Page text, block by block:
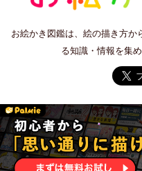
お絵かき図鑑は、絵の描き方か
る知識・情報を集